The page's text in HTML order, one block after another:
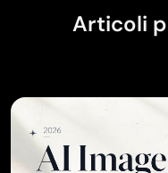
Articoli